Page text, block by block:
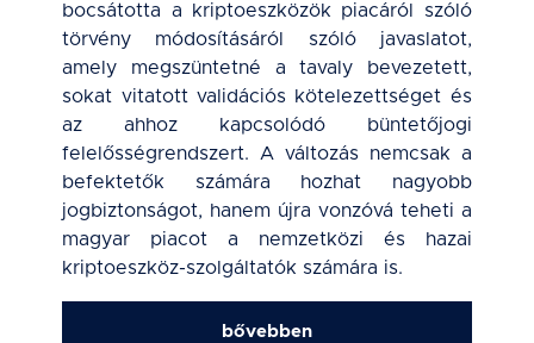
bocsátotta a kriptoeszközök piacáról szóló
törvény módosításáról szóló javaslatot,
amely megszüntetné a tavaly bevezetett,
sokat vitatott validációs kötelezettséget és
az ahhoz kapcsolódó büntetőjogi
felelősségrendszert. A változás nemcsak a
befektetők számára hozhat nagyobb
jogbiztonságot, hanem újra vonzóvá teheti a
magyar piacot a nemzetközi és hazai
kriptoeszköz-szolgáltatók számára is.
bővebben